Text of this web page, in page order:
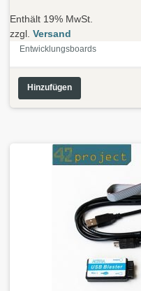
Enthält 19% MwSt.
zzgl. Versand
Entwicklungsboards
Hinzufügen